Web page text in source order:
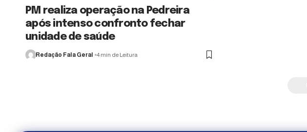
PM realiza operação na Pedreira
após intenso confronto fechar
unidade de saúde
Redação Fala Geral 4 min de Leitura